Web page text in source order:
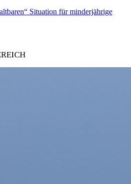
Situation für minderjährige